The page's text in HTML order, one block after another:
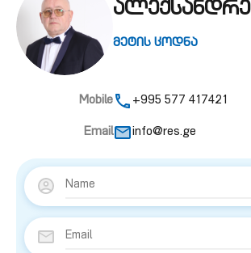
ალექსანდრე
მეტის ცოდნა
Mobile +995 577 417421
Email info@res.ge